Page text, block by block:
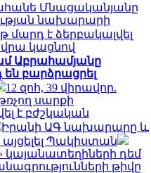
Մնացականյանը
նախարարի
մարդ է ձերբակալվել
կացնով
Աբրահամյանը
են բարձրացրել
12 զոհ, 39 վիրավոր.
սարքի
է բժշկական
Իրանի ԱԳ նախարարը և
Պակիստան
կայանատեղիների դեմ
թիվը